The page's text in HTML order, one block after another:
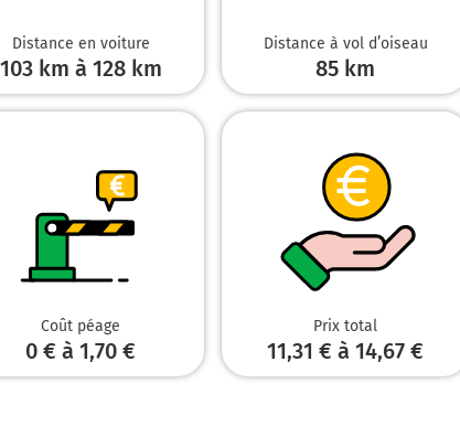
D383 (Boulevard Laurent Bonnevay) sur 10 kilomètres
porte des États
Boulevard Laurent Bonnevay
km
Distance en voiture
103 km à 128 km
Distance à vol d’oiseau
85 km
Coût péage
0 € à 1,70 €
Prix total
11,31 € à 14,67 €